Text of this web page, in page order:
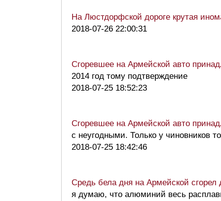
На Люстдорфской дороге крутая
2018-07-26 22:00:31
Сгоревшее на Армейской авто
2014 год тому подтверждение
2018-07-25 18:52:23
Сгоревшее на Армейской авто
с неугодными. Только у
2018-07-25 18:42:46
Средь бела дня на Армейской сгорел
я думаю, что алюминий весь